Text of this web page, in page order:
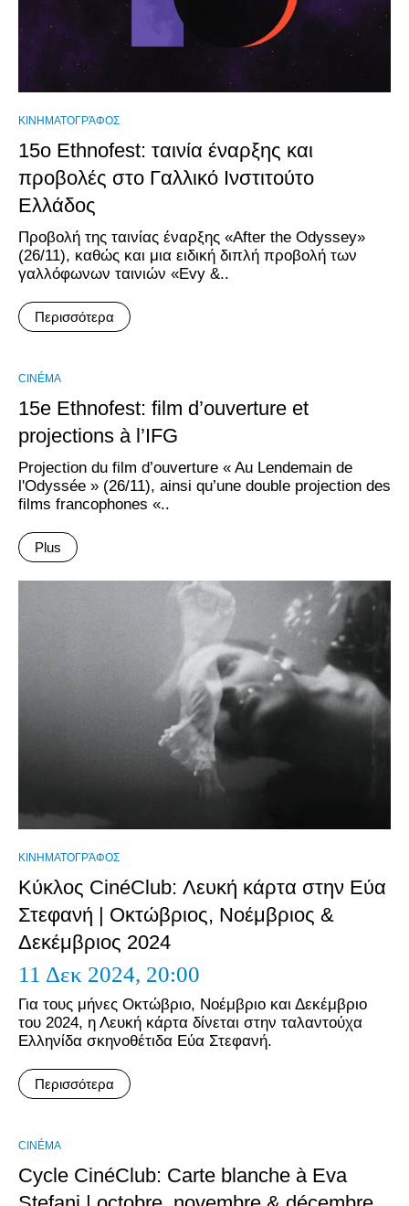
ΚΙΝΗΜΑΤΟΓΡΆΦΟΣ
15ο Ethnofest: ταινία έναρξης και
προβολές στο Γαλλικό Ινστιτούτο
Ελλάδος
Προβολή της ταινίας έναρξης «After the Odyssey»
(26/11), καθώς και μια ειδική διπλή προβολή των
γαλλόφωνων ταινιών «Evy &..
Περισσότερα
CINÉMA
15e Ethnofest: film d’ouverture et
projections à l’IFG
Projection du film d’ouverture « Au Lendemain de
l'Odyssée » (26/11), ainsi qu’une double projection des
films francophones «..
Plus
ΚΙΝΗΜΑΤΟΓΡΆΦΟΣ
Κύκλος CinéClub: Λευκή κάρτα στην Εύα
Στεφανή | Οκτώβριος, Νοέμβριος &
Δεκέμβριος 2024
11 Δεκ 2024, 20:00
Για τους μήνες Οκτώβριο, Νοέμβριο και Δεκέμβριο
του 2024, η Λευκή κάρτα δίνεται στην ταλαντούχα
Ελληνίδα σκηνοθέτιδα Εύα Στεφανή.
Περισσότερα
CINÉMA
Cycle CinéClub: Carte blanche à Eva